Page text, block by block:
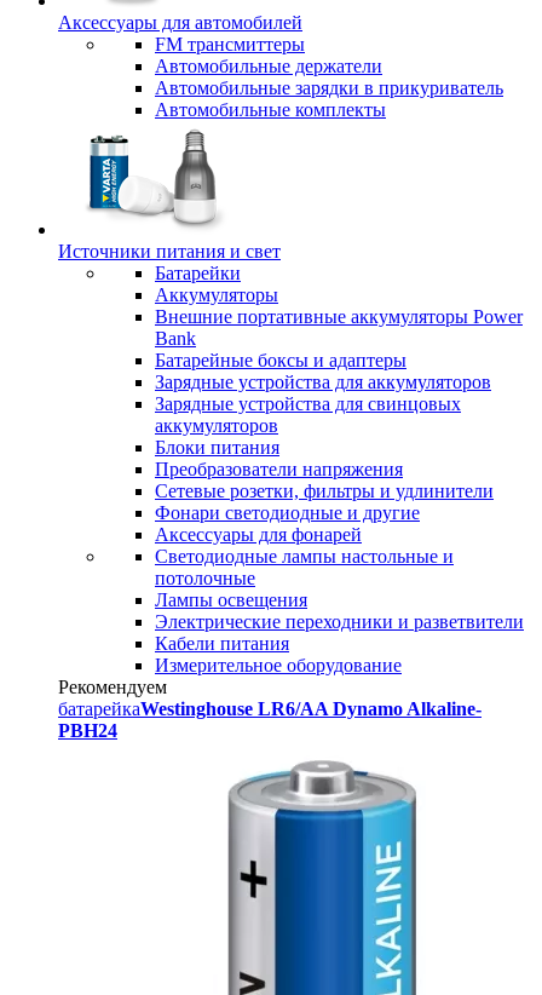
Аксессуары для автомобилей
FM трансмиттеры
Автомобильные держатели
Автомобильные зарядки в прикуриватель
Автомобильные комплекты
Источники питания и свет
Батарейки
Аккумуляторы
Внешние портативные аккумуляторы Power
Bank
Батарейные боксы и адаптеры
Зарядные устройства для аккумуляторов
Зарядные устройства для свинцовых
аккумуляторов
Блоки питания
Преобразователи напряжения
Сетевые розетки, фильтры и удлинители
Фонари светодиодные и другие
Аксессуары для фонарей
Светодиодные лампы настольные и
потолочные
Лампы освещения
Электрические переходники и разветвители
Кабели питания
Измерительное оборудование
Рекомендуем
батарейкаWestinghouse LR6/AA Dynamo Alkaline-
PBH24